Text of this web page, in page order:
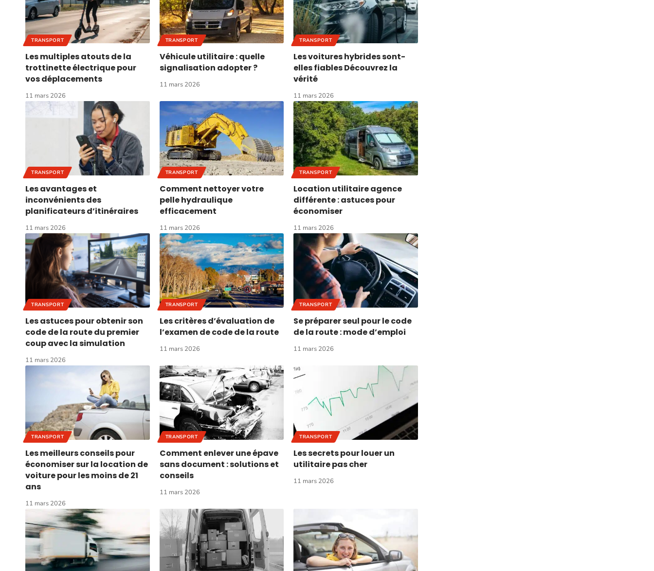
TRANSPORT
Les multiples atouts de la
trottinette électrique pour
vos déplacements
11 mars 2026
TRANSPORT
Véhicule utilitaire : quelle
signalisation adopter ?
11 mars 2026
TRANSPORT
Les voitures hybrides sont-
elles fiables Découvrez la
vérité
11 mars 2026
TRANSPORT
Les avantages et
inconvénients des
planificateurs d’itinéraires
11 mars 2026
TRANSPORT
Comment nettoyer votre
pelle hydraulique
efficacement
11 mars 2026
TRANSPORT
Location utilitaire agence
différente : astuces pour
économiser
11 mars 2026
TRANSPORT
Les astuces pour obtenir son
code de la route du premier
coup avec la simulation
11 mars 2026
TRANSPORT
Les critères d’évaluation de
l’examen de code de la route
11 mars 2026
TRANSPORT
Se préparer seul pour le code
de la route : mode d’emploi
11 mars 2026
TRANSPORT
Les meilleurs conseils pour
économiser sur la location de
voiture pour les moins de 21
ans
11 mars 2026
TRANSPORT
Comment enlever une épave
sans document : solutions et
conseils
11 mars 2026
TRANSPORT
Les secrets pour louer un
utilitaire pas cher
11 mars 2026